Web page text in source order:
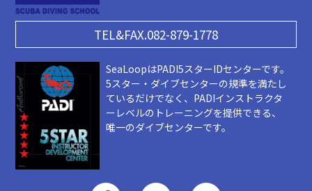
TEL&FAX.082-879-1778
SeaLoopはPADI5スターIDセンターです。
5スター・ダイブセンターの規準を満たし
ているだけでなく、PADIインストラクタ
ーレベルのトレーニングを提供できる、
唯一のダイブセンターです。